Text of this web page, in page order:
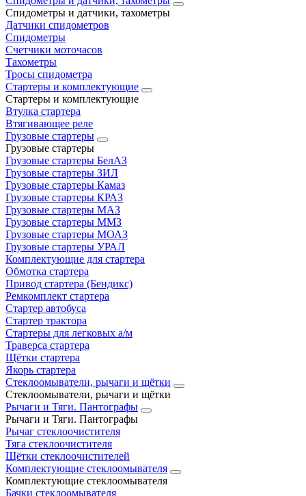
Спидометры и датчики, тахометры
Датчики спидометров
Спидометры
Счетчики моточасов
Тахометры
Тросы спидометра
Стартеры и комплектующие
Стартеры и комплектующие
Втулка стартера
Втягивающее реле
Грузовые стартеры
Грузовые стартеры
Грузовые стартеры БелАЗ
Грузовые стартеры ЗИЛ
Грузовые стартеры Камаз
Грузовые стартеры КРАЗ
Грузовые стартеры МАЗ
Грузовые стартеры ММЗ
Грузовые стартеры МОАЗ
Грузовые стартеры УРАЛ
Комплектующие для стартера
Обмотка стартера
Привод стартера (Бендикс)
Ремкомплект стартера
Стартер автобуса
Стартер трактора
Стартеры для легковых а/м
Траверса стартера
Щётки стартера
Якорь стартера
Стеклоомыватели, рычаги и щётки
Стеклоомыватели, рычаги и щётки
Рычаги и Тяги. Пантографы
Рычаги и Тяги. Пантографы
Рычаг стеклоочистителя
Тяга стеклоочистителя
Щётки стеклоочистителей
Комплектующие стеклоомывателя
Комплектующие стеклоомывателя
Бачки стеклоомывателя